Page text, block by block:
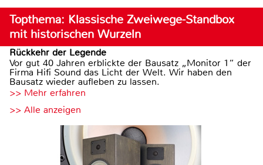
Topthema: Klassische Zweiwege-Standbox
mit historischen Wurzeln
Rückkehr der Legende
Vor gut 40 Jahren erblickte der Bausatz „Monitor 1“ der
Firma Hifi Sound das Licht der Welt. Wir haben den
Bausatz wieder aufleben zu lassen.
>> Mehr erfahren
>> Alle anzeigen